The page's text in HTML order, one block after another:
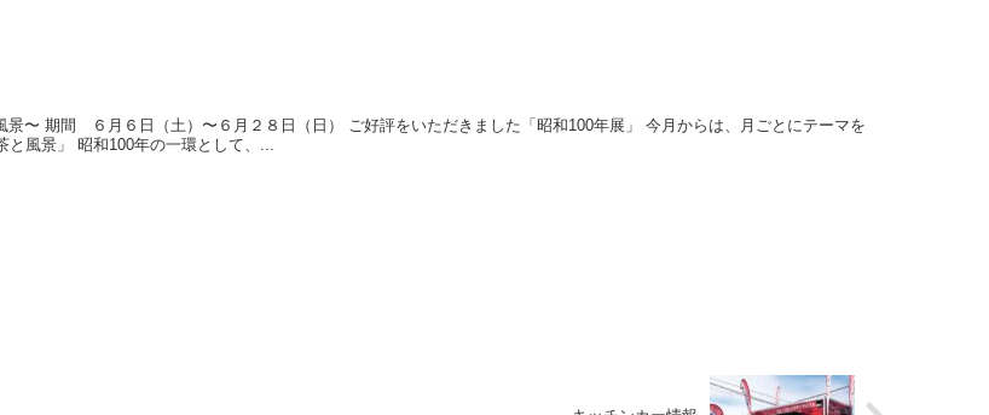
景〜 期間 ６月６日（土）〜６月２８日（日） ご好評をいただきました「昭和100年展」 今月からは、月ごとにテーマを
風景」 昭和100年の一環として、...